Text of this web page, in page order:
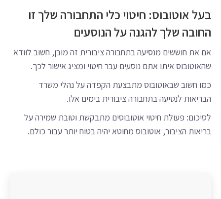
בעל אוטובוס: חיטוי כלי התחבורה שלך זו
החובה שלך להגנה על הנוסעים
אם את חוששים מנסיעה בתחבורה ציבורית זה מובן, חשוב לוודא
שהאוטובוס איתו אתם נוסעים עבר חיטוי ומציג אישור לכך.
כמו חשוב שבאוטובוס מתבצעת הקפדה על נהלי משרד
הבריאות לנסיעה בתחבורה ציבורית בימים אלו.
לסיכום: פעולת חיטוי אוטובוסים מתבקשת וטובת שמירה על
בריאות הציבור, אוטובוס מחוטא יהיה בטוח יותר עבור כולם.